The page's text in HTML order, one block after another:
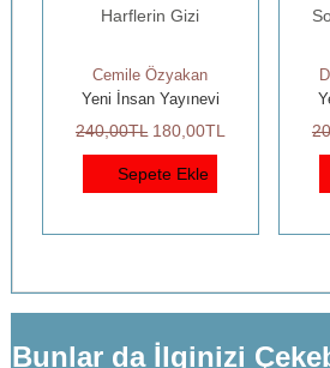
Harflerin Gizi
Cemile Özyakan
Yeni İnsan Yayınevi
240,00TL 180,00TL
Sepete Ekle
Bunlar da İlginizi